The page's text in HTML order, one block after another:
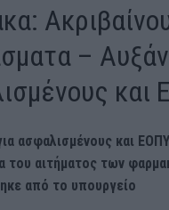
–
και
ασφαλισμένους και
του αιτήματος των
από το υπουργείο